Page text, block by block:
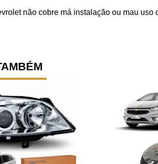
não cobre má instalação ou mau